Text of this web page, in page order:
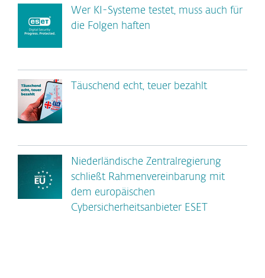
Wer KI-Systeme testet, muss auch für
die Folgen haften
Täuschend echt, teuer bezahlt
Niederländische Zentralregierung
schließt Rahmenvereinbarung mit
dem europäischen
Cybersicherheitsanbieter ESET